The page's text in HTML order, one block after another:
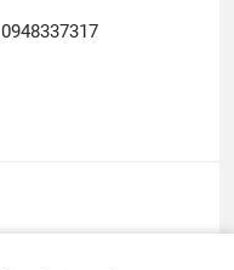
0948337317